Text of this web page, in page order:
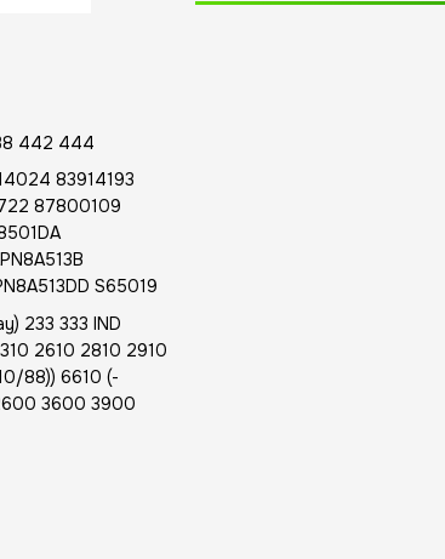
442 444
83914193
87800109
S65019
233 333 IND
2610 2810 2910
88)) 6610 (-
3600 3900